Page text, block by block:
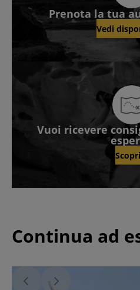
Prenota la tua
Vedi
Vuoi ricevere
Continua ad